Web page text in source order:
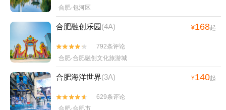
合肥·包河区
合肥融创乐园(4A) ¥168起


792条评论
合肥·合肥融创文化旅游城
合肥海洋世界(3A) ¥140起


629条评论